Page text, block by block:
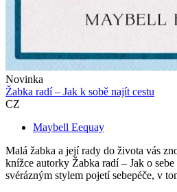
Novinka
Žabka radí – Jak k sobě najít cestu
CZ
Maybell Eequay
Malá žabka a její rady do života vás
knížce autorky Žabka radí – Jak o sebe
svérázným stylem pojetí sebepéče, v